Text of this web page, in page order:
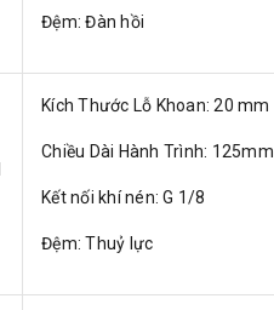
Đệm: Đàn hồi
Kích Thước Lỗ Khoan: 20 mm
Chiều Dài Hành Trình: 125mm
Kết nối khí nén: G 1/8
Đệm: Thuỷ lực